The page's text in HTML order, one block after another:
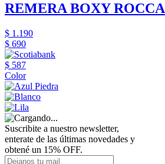
REMERA BOXY ROCCA
$ 1.190
$ 690
$ 587
Color
Suscribite a nuestro newsletter,
enterate de las últimas novedades y
obtené un 15% OFF.